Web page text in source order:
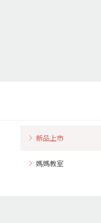
新品上市
媽媽教室